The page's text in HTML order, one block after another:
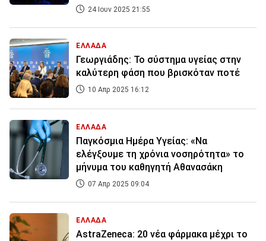
24 Ιουν 2025 21:55
ΕΛΛΑΔΑ
Γεωργιάδης: Το σύστημα υγείας στην
καλύτερη φάση που βρισκόταν ποτέ
10 Απρ 2025 16:12
ΕΛΛΑΔΑ
Παγκόσμια Ημέρα Υγείας: «Να
ελέγξουμε τη χρόνια νοσηρότητα» το
μήνυμα του καθηγητή Αθανασάκη
07 Απρ 2025 09:04
ΕΛΛΑΔΑ
AstraZeneca: 20 νέα φάρμακα μέχρι το